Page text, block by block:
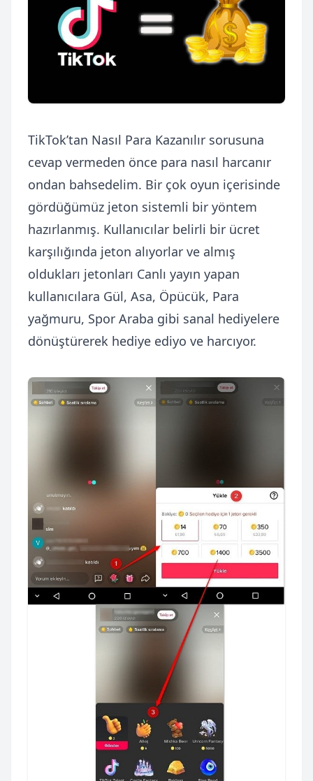
TikTok’tan Nasıl Para Kazanılır sorusuna
cevap vermeden önce para nasıl harcanır
ondan bahsedelim. Bir çok oyun içerisinde
gördüğümüz jeton sistemli bir yöntem
hazırlanmış. Kullanıcılar belirli bir ücret
karşılığında jeton alıyorlar ve almış
oldukları jetonları Canlı yayın yapan
kullanıcılara Gül, Asa, Öpücük, Para
yağmuru, Spor Araba gibi sanal hediyelere
dönüştürerek hediye ediyo ve harcıyor.